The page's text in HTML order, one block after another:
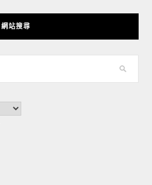
網站搜尋